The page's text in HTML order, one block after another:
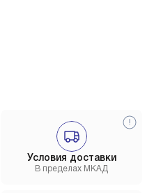
Условия доставки
В пределах МКАД